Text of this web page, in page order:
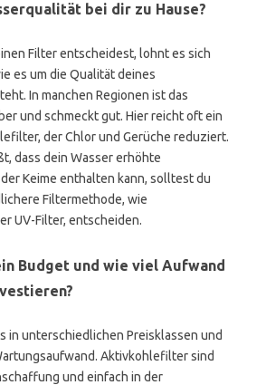
bei dir zu Hause?
Filter entscheidest, lohnt es sich
es um die Qualität deines
In manchen Regionen ist das
und schmeckt gut. Hier reicht oft ein
der Chlor und Gerüche reduziert.
dass dein Wasser erhöhte
Keime enthalten kann, solltest du
Filtermethode, wie
UV-Filter, entscheiden.
Budget und wie viel Aufwand
in unterschiedlichen Preisklassen und
Aktivkohlefilter sind
und einfach in der